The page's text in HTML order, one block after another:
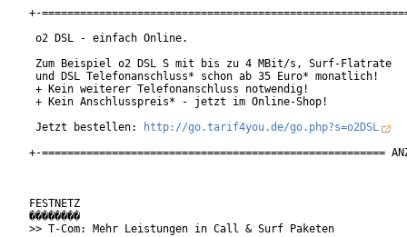
+-
o2 DSL - einfach Online.
Zum Beispiel o2 DSL S mit bis zu 4 MBit/s, Surf-Flatrate
und DSL Telefonanschluss* schon ab 35 Euro* monatlich!
+ Kein weiterer Telefonanschluss notwendig!
+ Kein Anschlusspreis* - jetzt im Online-Shop!
Jetzt bestellen:
http://go.tarif4you.de/go.php?s=o2DSL
+-======================================================
FESTNETZ
��������
>> T-Com: Mehr Leistungen in Call & Surf Paketen